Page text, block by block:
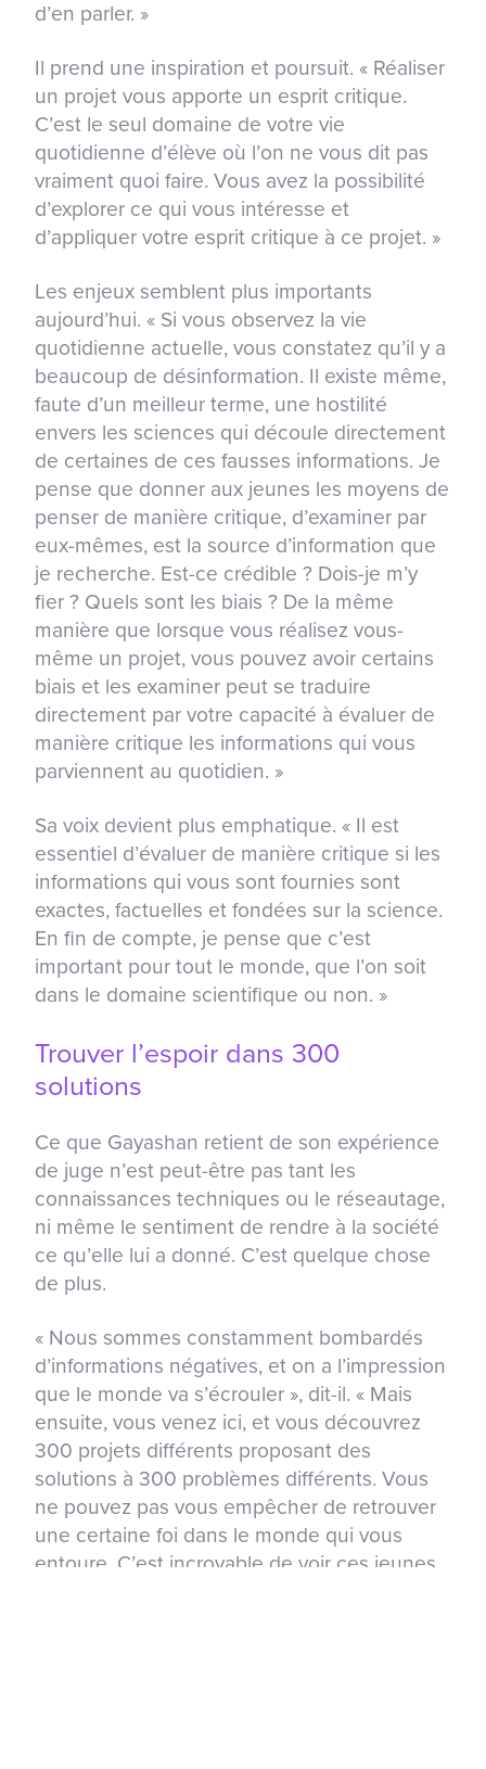
d’en parler. »
Il prend une inspiration et poursuit. « Réaliser
un projet vous apporte un esprit critique.
C’est le seul domaine de votre vie
quotidienne d’élève où l’on ne vous dit pas
vraiment quoi faire. Vous avez la possibilité
d’explorer ce qui vous intéresse et
d’appliquer votre esprit critique à ce projet. »
Les enjeux semblent plus importants
aujourd’hui. « Si vous observez la vie
quotidienne actuelle, vous constatez qu’il y a
beaucoup de désinformation. Il existe même,
faute d’un meilleur terme, une hostilité
envers les sciences qui découle directement
de certaines de ces fausses informations. Je
pense que donner aux jeunes les moyens de
penser de manière critique, d’examiner par
eux-mêmes, est la source d’information que
je recherche. Est-ce crédible ? Dois-je m’y
fier ? Quels sont les biais ? De la même
manière que lorsque vous réalisez vous-
même un projet, vous pouvez avoir certains
biais et les examiner peut se traduire
directement par votre capacité à évaluer de
manière critique les informations qui vous
parviennent au quotidien. »
Sa voix devient plus emphatique. « Il est
essentiel d’évaluer de manière critique si les
informations qui vous sont fournies sont
exactes, factuelles et fondées sur la science.
En fin de compte, je pense que c’est
important pour tout le monde, que l’on soit
dans le domaine scientifique ou non. »
Trouver l’espoir dans 300
solutions
Ce que Gayashan retient de son expérience
de juge n’est peut-être pas tant les
connaissances techniques ou le réseautage,
ni même le sentiment de rendre à la société
ce qu’elle lui a donné. C’est quelque chose
de plus.
« Nous sommes constamment bombardés
d’informations négatives, et on a l’impression
que le monde va s’écrouler », dit-il. « Mais
ensuite, vous venez ici, et vous découvrez
300 projets différents proposant des
solutions à 300 problèmes différents. Vous
ne pouvez pas vous empêcher de retrouver
une certaine foi dans le monde qui vous
entoure. C’est incroyable de voir ces jeunes